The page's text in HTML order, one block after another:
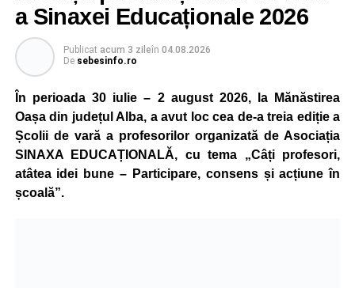
a Sinaxei Educaționale 2026
Publicat acum 3 zileîn 04.08.2026
De sebesinfo.ro
În perioada 30 iulie – 2 august 2026, la Mănăstirea
Oașa din județul Alba, a avut loc cea de-a treia ediție a
Școlii de vară a profesorilor organizată de Asociația
SINAXA EDUCAȚIONALĂ, cu tema „Câți profesori,
atâtea idei bune – Participare, consens și acțiune în
școală”.